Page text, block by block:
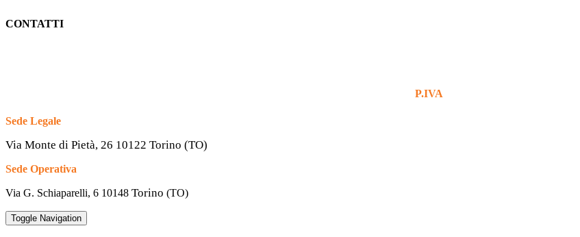
CONTATTI
P.IVA
Sede Legale
Via Monte di Pietà, 26 10122 Torino (TO)
Sede Operativa
Via G. Schiaparelli, 6 10148 Torino (TO)
Toggle Navigation